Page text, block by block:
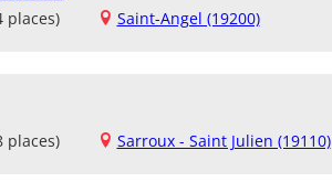
places) Saint-Angel (19200)
places) Sarroux - Saint Julien (19110)